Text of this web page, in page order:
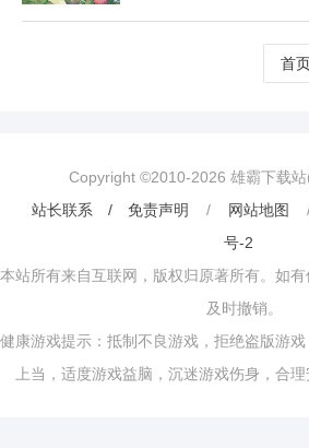
首
Copyright ©2010-2026 雄霸下载
站长联系 / 免责声明
/ 网站地图
号-2
本站所有来自互联网，版权归原著所有。如
及时撤销。
健康游戏提示：抵制不良游戏，拒绝盗版游
上当，适度游戏益脑，沉迷游戏伤身，合